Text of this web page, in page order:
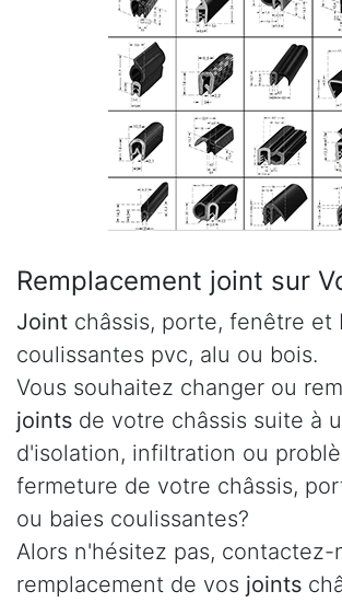
Remplacement joint sur
Joint châssis, porte, fenêtre et
coulissantes pvc, alu ou bois.
Vous souhaitez changer ou
joints de votre châssis suite à
d'isolation, infiltration ou
fermeture de votre châssis,
ou baies coulissantes?
Alors n'hésitez pas, contactez-
remplacement de vos joints